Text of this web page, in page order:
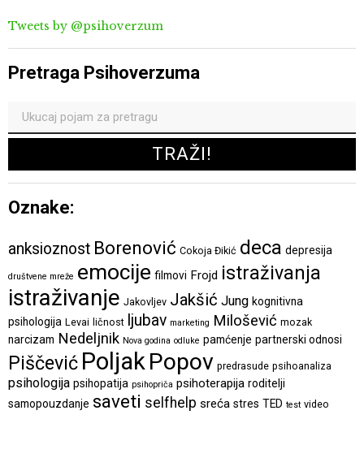
Tweets by @psihoverzum
Pretraga Psihoverzuma
Oznake:
anksioznost Borenović Cokoja Đikić deca depresija
društvene mreže emocije filmovi Frojd istraživanja
istraživanje Jakovljev Jakšić Jung kognitivna
psihologija Levai ličnost ljubav marketing Milošević mozak
narcizam Nedeljnik Nova godina odluke pamćenje partnerski odnosi
Piščević PoljakPopov predrasude psihoanaliza
psihologija psihopatija psihopriča psihoterapija roditelji
samopouzdanje saveti selfhelp sreća stres TED test video